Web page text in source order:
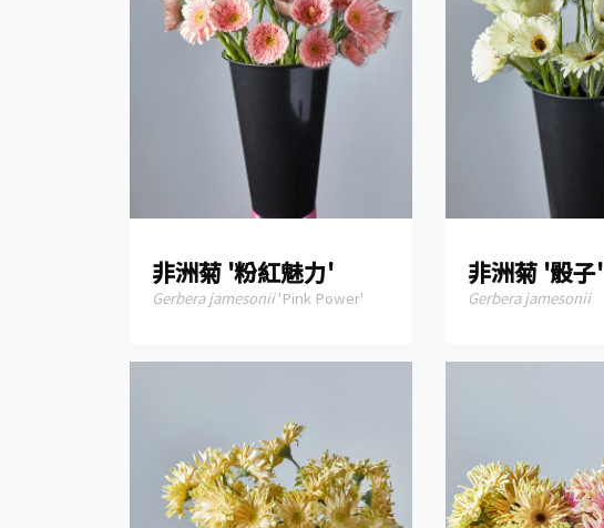
非洲菊 '粉紅魅力'
Gerbera jamesonii'Pink Power'
非洲菊 '骰子'
Gerbera jamesonii